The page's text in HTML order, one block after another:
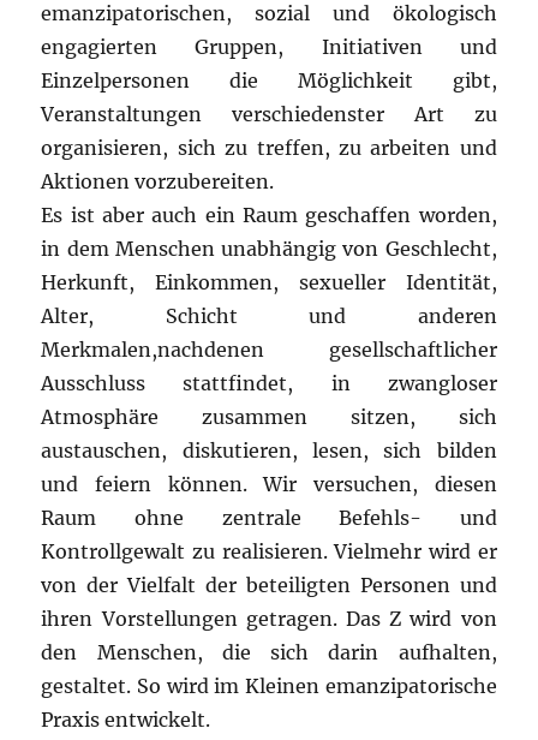
emanzipatorischen, sozial und ökologisch
engagierten Gruppen, Initiativen und
Einzelpersonen die Möglichkeit gibt,
Veranstaltungen verschiedenster Art zu
organisieren, sich zu treffen, zu arbeiten und
Aktionen vorzubereiten.
Es ist aber auch ein Raum geschaffen worden,
in dem Menschen unabhängig von Geschlecht,
Herkunft, Einkommen, sexueller Identität,
Alter, Schicht und anderen
Merkmalen,nachdenen gesellschaftlicher
Ausschluss stattfindet, in zwangloser
Atmosphäre zusammen sitzen, sich
austauschen, diskutieren, lesen, sich bilden
und feiern können. Wir versuchen, diesen
Raum ohne zentrale Befehls- und
Kontrollgewalt zu realisieren. Vielmehr wird er
von der Vielfalt der beteiligten Personen und
ihren Vorstellungen getragen. Das Z wird von
den Menschen, die sich darin aufhalten,
gestaltet. So wird im Kleinen emanzipatorische
Praxis entwickelt.